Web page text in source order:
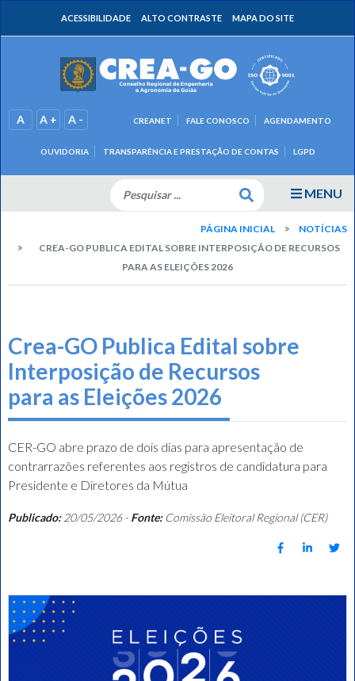
ACESSIBILIDADE ALTO CONTRASTE MAPA DO SITE
A A + A -
OUVIDORIA TRANSPARÊNCIA E PRESTAÇÃO DE CONTAS LGPD
CREANET FALE CONOSCO AGENDAMENTO
MENU
PÁGINA INICIAL
NOTÍCIAS
CREA-GO PUBLICA EDITAL SOBRE INTERPOSIÇÃO DE RECURSOS
PARA AS ELEIÇÕES 2026
Crea-GO Publica Edital sobre
Interposição de Recursos
para as Eleições 2026
CER-GO abre prazo de dois dias para apresentação de
contrarrazões referentes aos registros de candidatura para
Presidente e Diretores da Mútua
Publicado:20/05/2026 - Fonte:Comissão Eleitoral Regional (CER)